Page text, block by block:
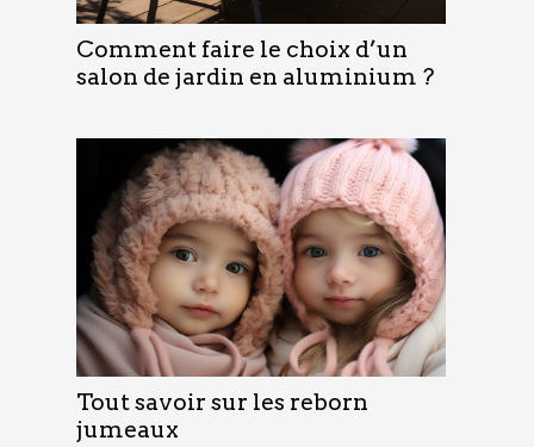
Comment faire le choix d’un
salon de jardin en aluminium ?
Tout savoir sur les reborn
jumeaux